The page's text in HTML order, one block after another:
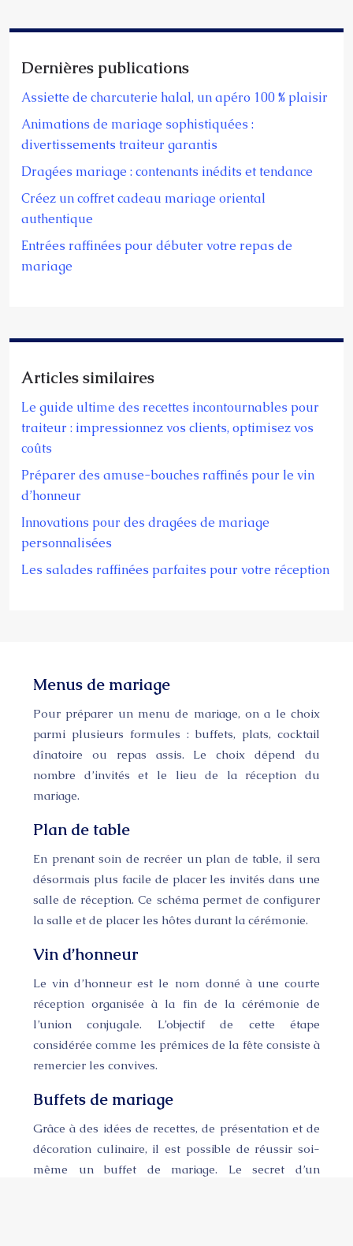
Dernières publications
Assiette de charcuterie halal, un apéro 100 % plaisir
Animations de mariage sophistiquées :
divertissements traiteur garantis
Dragées mariage : contenants inédits et tendance
Créez un coffret cadeau mariage oriental
authentique
Entrées raffinées pour débuter votre repas de
mariage
Articles similaires
Le guide ultime des recettes incontournables pour
traiteur : impressionnez vos clients, optimisez vos
coûts
Préparer des amuse-bouches raffinés pour le vin
d’honneur
Innovations pour des dragées de mariage
personnalisées
Les salades raffinées parfaites pour votre réception
Menus de mariage
Pour préparer un menu de mariage, on a le choix
parmi plusieurs formules : buffets, plats, cocktail
dînatoire ou repas assis. Le choix dépend du
nombre d’invités et le lieu de la réception du
mariage.
Plan de table
En prenant soin de recréer un plan de table, il sera
désormais plus facile de placer les invités dans une
salle de réception. Ce schéma permet de configurer
la salle et de placer les hôtes durant la cérémonie.
Vin d’honneur
Le vin d’honneur est le nom donné à une courte
réception organisée à la fin de la cérémonie de
l’union conjugale. L’objectif de cette étape
considérée comme les prémices de la fête consiste à
remercier les convives.
Buffets de mariage
Grâce à des idées de recettes, de présentation et de
décoration culinaire, il est possible de réussir soi-
même un buffet de mariage. Le secret d’un